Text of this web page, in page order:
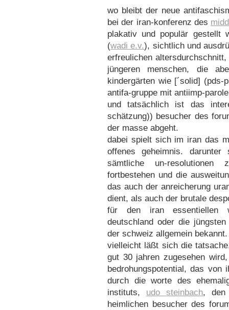
wo bleibt der neue
bei der iran-konferenz des
plakativ und populär gestellt
(wadi e.v.), sichtlich und
erfreulichen
jüngeren menschen, die
kindergärten wie [´solid]
antifa-gruppe mit antiimp-
und tatsächlich ist das
schätzung)) besucher des
der masse abgeht.
dabei spielt sich im iran das
offenes geheimnis.
sämtliche un-
fortbestehen und die
das auch der anreicherung
dient, als auch der brutale
für den iran essentiellen
deutschland oder die
der schweiz allgemein bekannt.
vielleicht läßt sich die
gut 30 jahren zugesehen
bedrohungspotential, das von
durch die worte des
instituts, udo steinbach, den
heimlichen besucher des